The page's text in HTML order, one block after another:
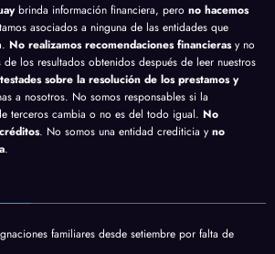
brinda información financiera, pero no hacemos
asociados a ninguna de las entidades que
No realizamos recomendaciones financierasy no
de los resultados obtenidos después de leer nuestros
sobre la resolución de los prestamos y
a nosotros. No somos responsables si la
terceros cambia o no es del todo igual. No
. No somos una entidad crediticia y no
.
familiares desde setiembre por falta de